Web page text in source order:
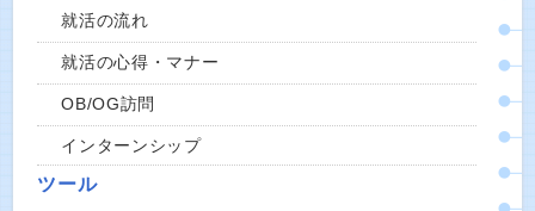
就活の流れ
就活の心得・マナー
OB/OG訪問
インターンシップ
ツール